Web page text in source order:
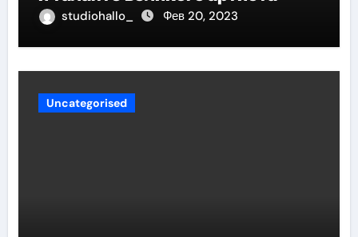
studiohallo_ Фев 20, 2023
Uncategorised